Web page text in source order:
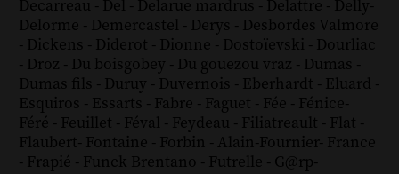
Decarreau - Del - Delarue mardrus - Delattre - Delly-
Delorme - Demercastel - Derys - Desbordes Valmore
- Dickens - Diderot - Dionne - Dostoïevski - Dourliac
- Droz - Du boisgobey - Du gouezou vraz - Dumas -
Dumas fils - Duruy - Duvernois - Eberhardt - Eluard -
Esquiros - Essarts - Fabre - Faguet - Fée - Fénice-
Féré - Feuillet - Féval - Feydeau - Filiatreault - Flat -
Flaubert- Fontaine - Forbin - Alain-Fournier- France
- Frapié - Funck Brentano - Futrelle - G@rp-